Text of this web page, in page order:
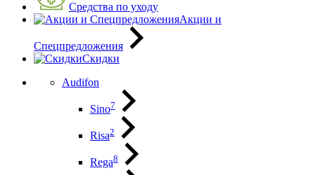
Средства по уходу
Акции и
Спецпредложения
Скидки
Audifon
Sino7
Risa2
Rega8